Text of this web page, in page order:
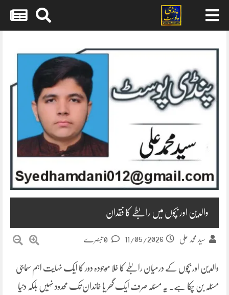
content
والدین اور بچوں میں رابطے کا فقدان
سید محمد علی 11/05/2026
والدین اور بچوں کے درمیان رابطے کا خلا موجودہ دور کا ایک نہایت اہم سماجی
مسئلہ بن چکا ہے۔ یہ مسئلہ صرف ایک گھر یا خاندان تک محدود نہیں بلکہ دنیا